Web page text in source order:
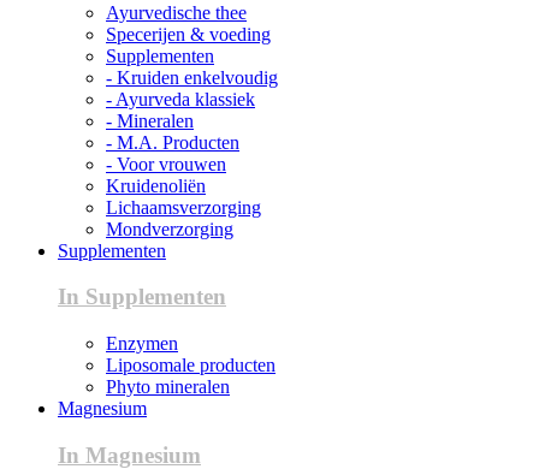
Ayurvedische thee
Specerijen & voeding
Supplementen
- Kruiden enkelvoudig
- Ayurveda klassiek
- Mineralen
- M.A. Producten
- Voor vrouwen
Kruidenoliën
Lichaamsverzorging
Mondverzorging
Supplementen
In Supplementen
Enzymen
Liposomale producten
Phyto mineralen
Magnesium
In Magnesium